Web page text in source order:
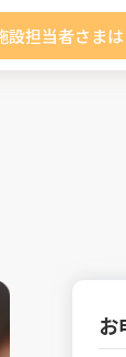
設担当者さま
お